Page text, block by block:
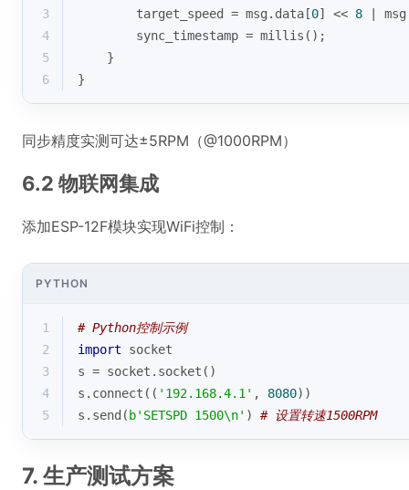
3
        target_speed = msg.data[
0] << 8 |
4
        sync_timestamp = millis();
5
    }
6
}
同步精度实测可达±5RPM（@1000RPM）
6.2 物联网集成
添加ESP-12F模块实现WiFi控制：
PYTHON
1
# Python控制示例
2
import socket
3
s = socket.socket()
4
s.connect(( '192.168.4.1' , 8080))
5
s.send( b'SETSPD 1500\n' ) # 设置转速1500RPM
7. 生产测试方案